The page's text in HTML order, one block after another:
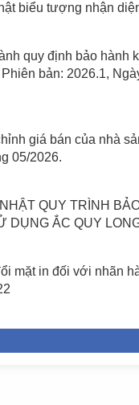
biểu tượng nhận
quy định bảo hành
bản: 2026.1,
giá bán của nhà
05/2026.
QUY TRÌNH
DỤNG ẮC QUY
mặt in đối với nhãn